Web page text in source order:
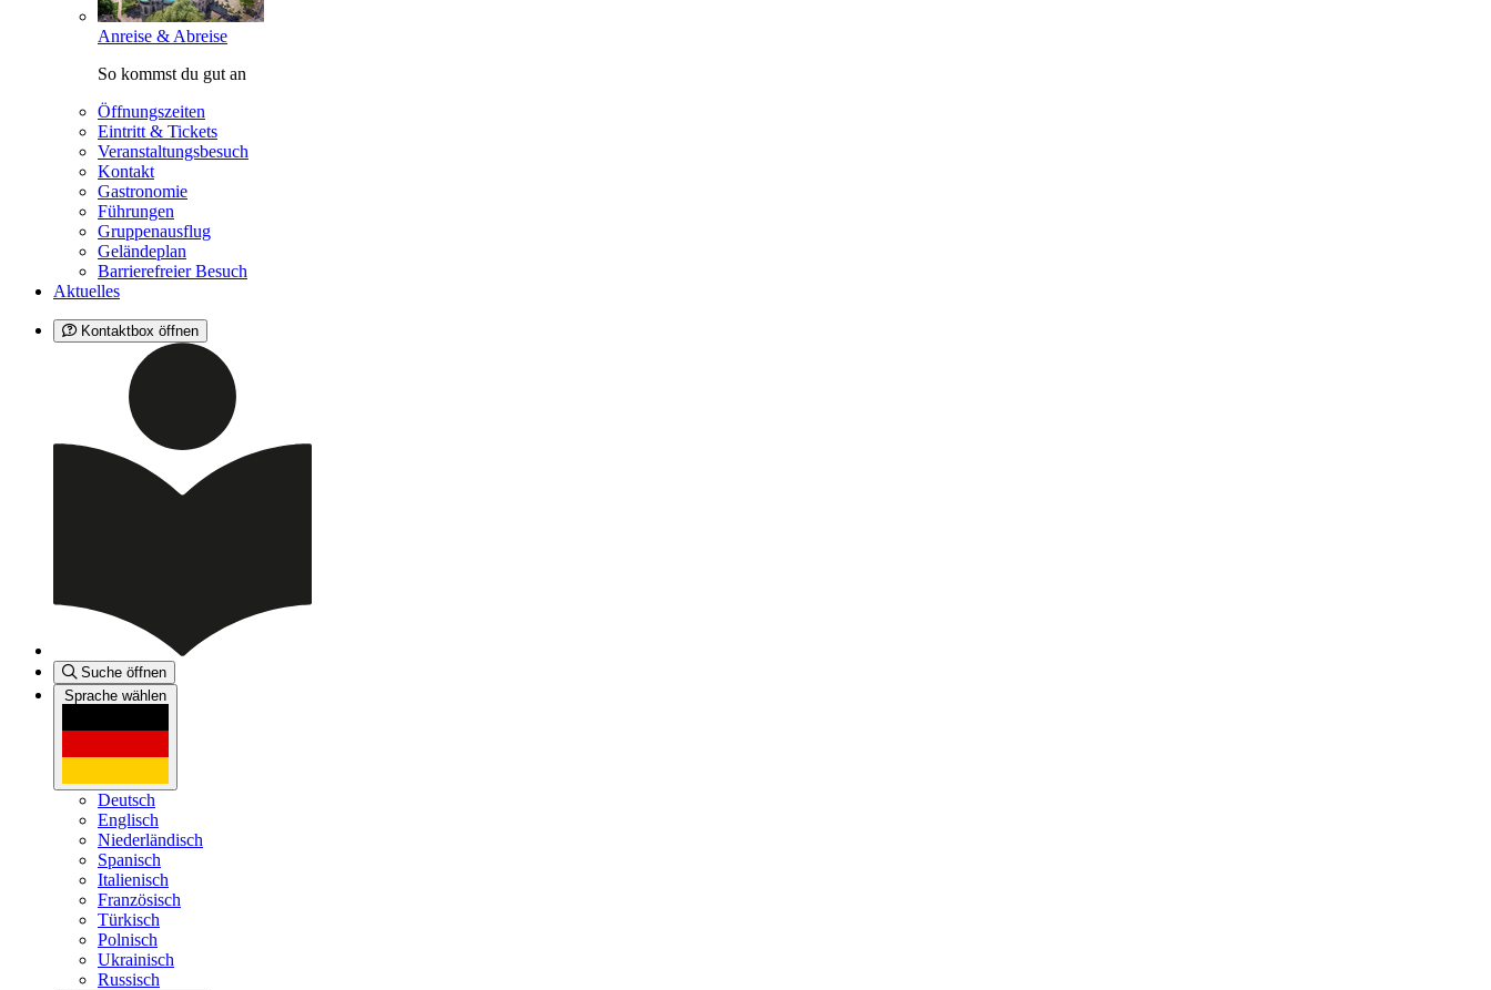
Anreise & Abreise
So kommst du gut an
Öffnungszeiten
Eintritt & Tickets
Veranstaltungsbesuch
Kontakt
Gastronomie
Führungen
Gruppenausflug
Geländeplan
Barrierefreier Besuch
Aktuelles
Kontaktbox öffnen
Suche öffnen
Sprache wählen
Deutsch
Englisch
Niederländisch
Spanisch
Italienisch
Französisch
Türkisch
Polnisch
Ukrainisch
Russisch